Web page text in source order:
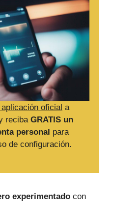
oficial a
reciba GRATIS un
personal para
de configuración.
experimentado con